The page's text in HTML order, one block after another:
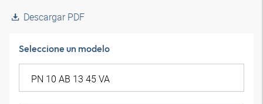
Descargar PDF
Seleccione un modelo